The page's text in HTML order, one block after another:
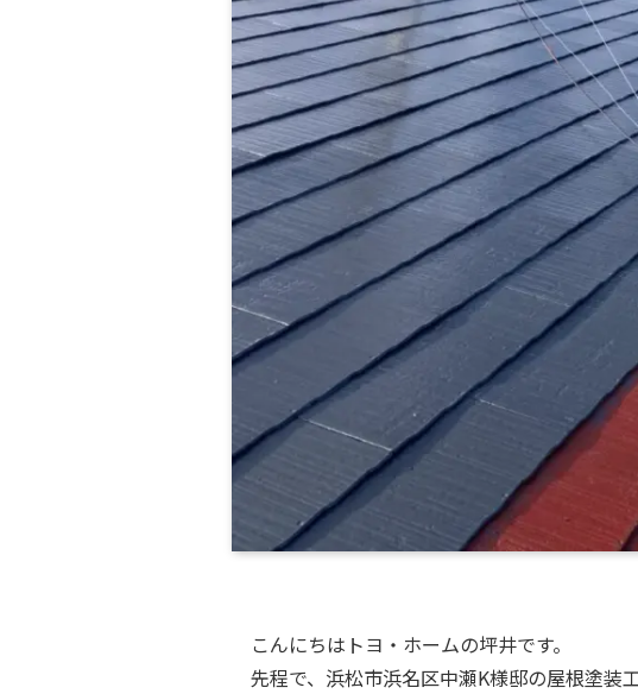
こんにちはトヨ・ホームの坪井です。
先程で、浜松市浜名区中瀬K様邸の屋根塗装